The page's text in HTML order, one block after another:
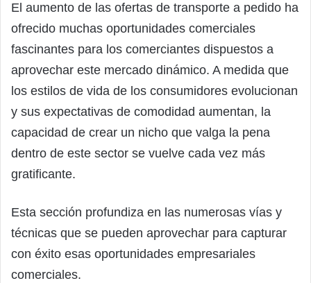
El aumento de las ofertas de transporte a pedido ha
ofrecido muchas oportunidades comerciales
fascinantes para los comerciantes dispuestos a
aprovechar este mercado dinámico. A medida que
los estilos de vida de los consumidores evolucionan
y sus expectativas de comodidad aumentan, la
capacidad de crear un nicho que valga la pena
dentro de este sector se vuelve cada vez más
gratificante.
Esta sección profundiza en las numerosas vías y
técnicas que se pueden aprovechar para capturar
con éxito esas oportunidades empresariales
comerciales.